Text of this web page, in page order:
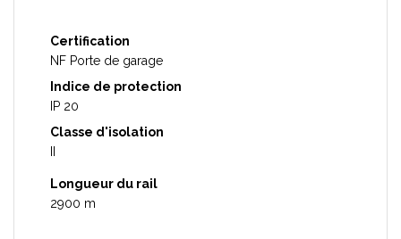
Certification
NF Porte de garage
Indice de protection
IP 20
Classe d'isolation
Longueur du rail
2900 m